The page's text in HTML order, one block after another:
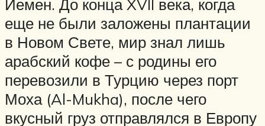
Йемен. До конца XVII века, когда
еще не были заложены плантации
в Новом Свете, мир знал лишь
арабский кофе – с родины его
перевозили в Турцию через порт
Моха (Al-Mukha), после чего
вкусный груз отправлялся в Европу